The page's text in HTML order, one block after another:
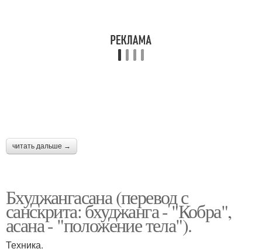
читать дальше →
Бхуджангасана (перевод с
санскрита: бхуджанга - "Кобра",
асана - "положение тела").
Техника.